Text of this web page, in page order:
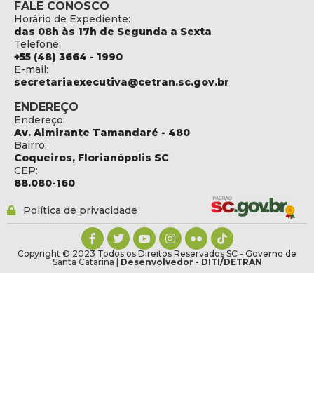
FALE CONOSCO
Horário de Expediente:
das 08h às 17h de Segunda a Sexta
Telefone:
+55 (48) 3664 - 1990
E-mail:
secretariaexecutiva@cetran.sc.gov.br
ENDEREÇO
Endereço:
Av. Almirante Tamandaré - 480
Bairro:
Coqueiros, Florianópolis SC
CEP:
88.080-160
Política de privacidade
Copyright © 2023 Todos os Direitos Reservados SC - Governo de
Santa Catarina | Desenvolvedor - DITI/DETRAN